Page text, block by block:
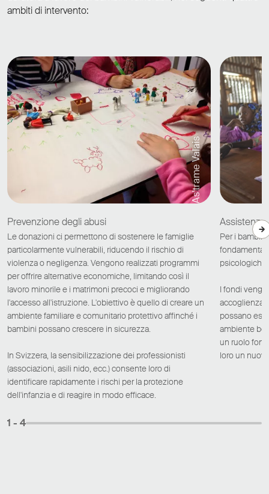
ambiti di intervento:
As'trame Valais
Prevenzione degli abusi
Le donazioni ci permettono di sostenere le famiglie
particolarmente vulnerabili, riducendo il rischio di
violenza o negligenza. Vengono realizzati programmi
per offrire alternative economiche, limitando così il
lavoro minorile e i matrimoni precoci e migliorando
l'accesso all'istruzione. L'obiettivo è quello di creare un
ambiente familiare e comunitario protettivo affinché i
bambini possano crescere in sicurezza.
In Svizzera, la sensibilizzazione dei professionisti
(associazioni, asili nido, ecc.) consente loro di
identificare rapidamente i rischi per la protezione
dell'infanzia e di reagire in modo efficace.
Assistenza
Per i
psicologiche
I fondi
accoglienza
possano
ambiente
un ruolo
loro un
1 - 4